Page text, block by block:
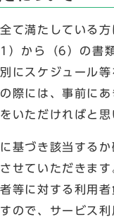
て満たしている方
）から（6）の書
にスケジュール
際には、事前に
いただければと思
基づき該当するか
せていただきます
等に対する利用
ので、サービス